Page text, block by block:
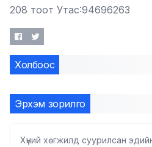
208 тоот Утас:94696263
Холбоос
Эрхэм зорилго
Хүний хөгжилд суурилсан